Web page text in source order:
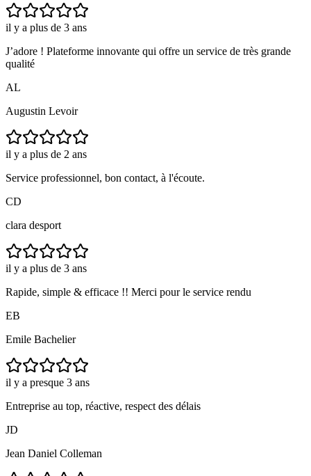
il y a plus de 3 ans
J’adore ! Plateforme innovante qui offre un service de très grande
qualité
AL
Augustin Levoir
il y a plus de 2 ans
Service professionnel, bon contact, à l'écoute.
CD
clara desport
il y a plus de 3 ans
Rapide, simple & efficace !! Merci pour le service rendu
EB
Emile Bachelier
il y a presque 3 ans
Entreprise au top, réactive, respect des délais
JD
Jean Daniel Colleman